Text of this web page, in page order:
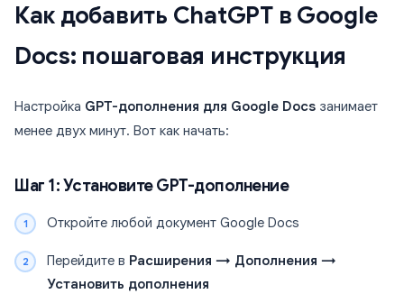
Как добавить ChatGPT в Google
Docs: пошаговая инструкция
Настройка GPT-дополнения для Google Docs занимает
менее двух минут. Вот как начать:
Шаг 1: Установите GPT-дополнение
Откройте любой документ Google Docs
Перейдите в Расширения → Дополнения →
Установить дополнения